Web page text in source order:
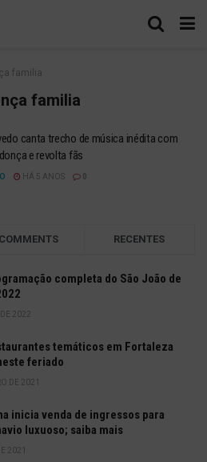
familia
familia
canta trecho de música inédita com
e revolta fãs
HÁ 5 ANOS
COMMENTS RECENTES
completa do São João de
2022
temáticos em Fortaleza
feriado
DE 2021
inicia venda de ingressos para
luxuoso; saiba mais
2021